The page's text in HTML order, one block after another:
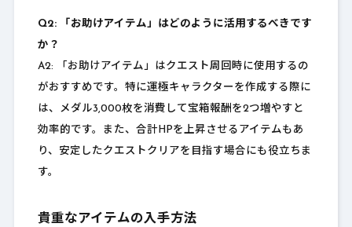
Q2: 「お助けアイテム」はどのように活用するべきです
か？
A2: 「お助けアイテム」はクエスト周回時に使用するの
がおすすめです。特に運極キャラクターを作成する際に
は、メダル3,000枚を消費して宝箱報酬を2つ増やすと
効率的です。また、合計HPを上昇させるアイテムもあ
り、安定したクエストクリアを目指す場合にも役立ちま
す。
貴重なアイテムの入手方法